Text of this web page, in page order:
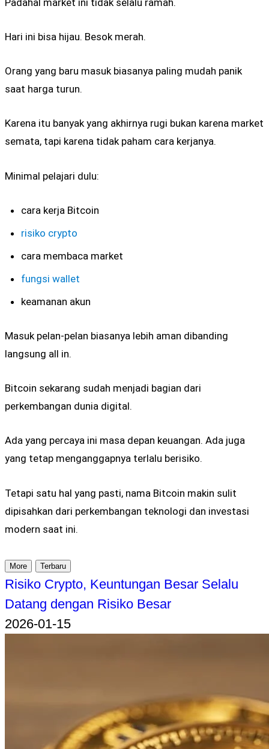
Hari ini bisa hijau. Besok merah.
Orang yang baru masuk biasanya paling mudah panik
saat harga turun.
Karena itu banyak yang akhirnya rugi bukan karena market
semata, tapi karena tidak paham cara kerjanya.
Minimal pelajari dulu:
cara kerja Bitcoin
risiko crypto
cara membaca market
fungsi wallet
keamanan akun
Masuk pelan-pelan biasanya lebih aman dibanding
langsung all in.
Bitcoin sekarang sudah menjadi bagian dari
perkembangan dunia digital.
Ada yang percaya ini masa depan keuangan. Ada juga
yang tetap menganggapnya terlalu berisiko.
Tetapi satu hal yang pasti, nama Bitcoin makin sulit
dipisahkan dari perkembangan teknologi dan investasi
modern saat ini.
More Terbaru
Risiko Crypto, Keuntungan Besar Selalu
Datang dengan Risiko Besar
2026-01-15